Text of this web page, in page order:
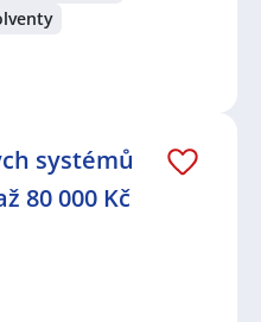
systémů
80 000 Kč